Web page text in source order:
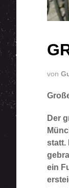
von
Der
statt.
ein